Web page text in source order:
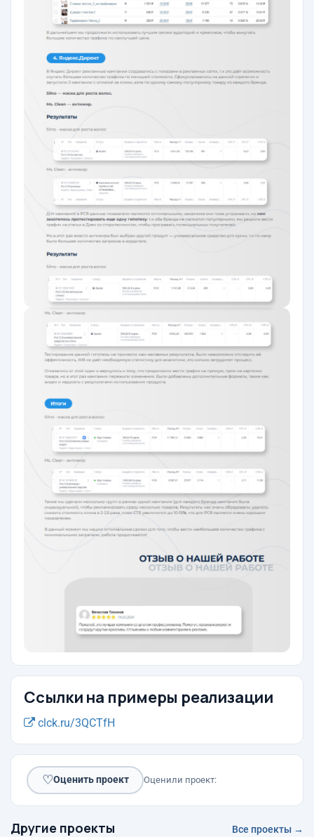
Ссылки на примеры реализации
clck.ru/3QCTfH
♡Оценить проект Оценили проект:
Другие проекты Все проекты →